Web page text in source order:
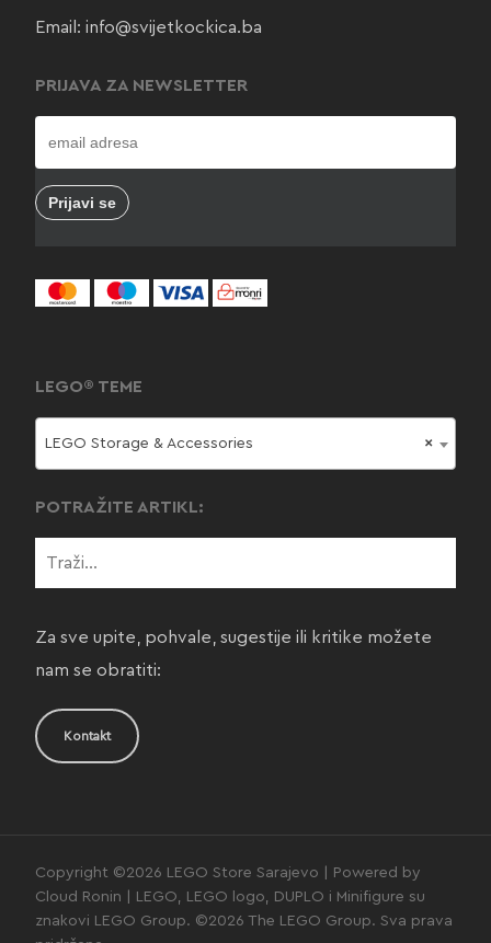
Email: info@svijetkockica.ba
PRIJAVA ZA NEWSLETTER
LEGO® TEME
×
LEGO Storage & Accessories
POTRAŽITE ARTIKL:
Za sve upite, pohvale, sugestije ili kritike možete
nam se obratiti:
Kontakt
Copyright ©2026 LEGO Store Sarajevo | Powered by
Cloud Ronin | LEGO, LEGO logo, DUPLO i Minifigure su
znakovi LEGO Group. ©2026 The LEGO Group. Sva prava